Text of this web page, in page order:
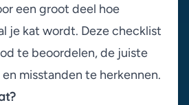
een groot deel hoe
je kat wordt. Deze checklist
te beoordelen, de juiste
misstanden te herkennen.